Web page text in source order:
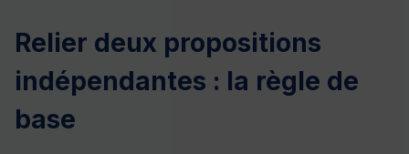
Relier deux propositions
indépendantes : la règle de
base